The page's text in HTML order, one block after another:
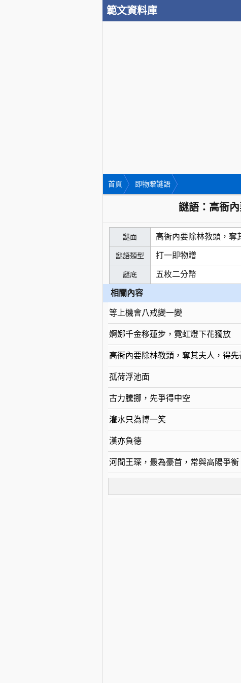
範文資料庫
首頁 即物贈謎語
謎語：高衙
謎面 高衙內要除林教頭，奪
謎語類型 打一即物贈
謎底 五枚二分幣
相關內容
等上機會八戒變一變
婀娜千金移蓮步，霓虹燈下花獨放
高衙內要除林教頭，奪其夫人，得
孤荷浮池面
古力騰挪，先爭得中空
灌水只為博一笑
漢亦負德
河間王琛，最為豪首，常與高陽爭衡